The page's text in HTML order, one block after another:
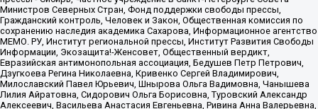
Министров Северных Стран, Фонд поддержки свободы прессы,
Гражданский контроль, Человек и Закон, Общественная комиссия по
сохранению наследия академика Сахарова, Информационное агентство
МЕМО. РУ, Институт региональной прессы, Институт Развития Свободы
Информации, Экозащита!-Женсовет, Общественный вердикт,
Евразийская антимонопольная ассоциация, Бедушев Петр Петрович,
Дзугкоева Регина Николаевна, Кривенко Сергей Владимирович,
Милославский Павел Юрьевич, Шнырова Ольга Вадимовна, Чанышева
Лилия Айратовна, Сидорович Ольга Борисовна, Туровский Александр
Алексеевич, Васильева Анастасия Евгеньевна, Ривина Анна Валерьевна,